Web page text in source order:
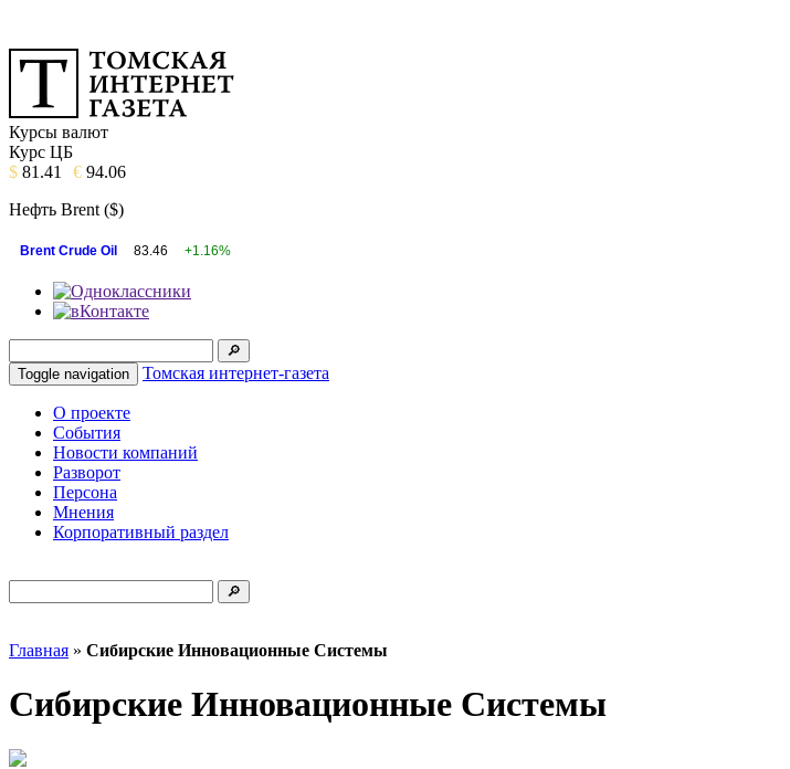
Курсы валют
Курс ЦБ
$ 81.41 € 94.06
Нефть Brent ($)
Brent Crude Oil 83.46 +1.16%
Toggle navigation Томская интернет-газета
О проекте
События
Новости компаний
Разворот
Персона
Мнения
Корпоративный раздел
Главная » Сибирские Инновационные Системы
Сибирские Инновационные Системы